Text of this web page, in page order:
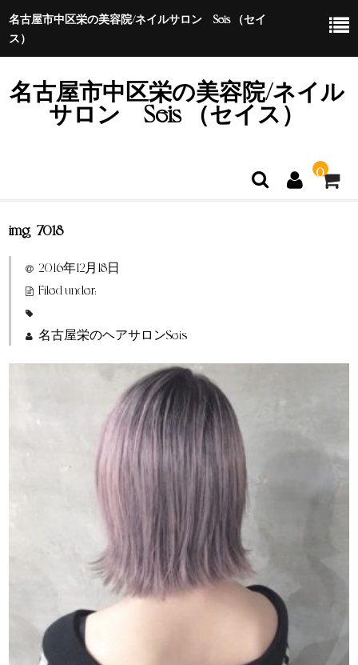
名古屋市中区栄の美容院/ネイルサロン Seis （セイ
ス）
名古屋市中区栄の美容院/ネイル
サロン Seis （セイス）
0
ホーム
特定商取引法に基づく表示
img_7018
2016年12月18日
Filed under:
名古屋栄のヘアサロンSeis